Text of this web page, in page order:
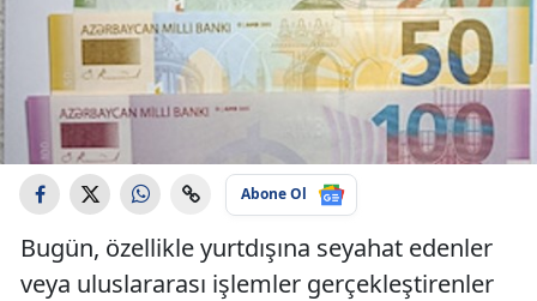
Abone Ol
Bugün, özellikle yurtdışına seyahat edenler
veya uluslararası işlemler gerçekleştirenler